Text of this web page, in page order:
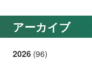
アーカイブ
2026 (96)